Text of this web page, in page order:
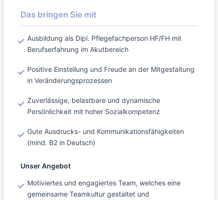
Das bringen Sie mit
Ausbildung als Dipl. Pflegefachperson HF/FH mit
Berufserfahrung im Akutbereich
Positive Einstellung und Freude an der Mitgestaltung
in Veränderungsprozessen
Zuverlässige, belastbare und dynamische
Persönlichkeit mit hoher Sozialkompetenz
Gute Ausdrucks- und Kommunikationsfähigkeiten
(mind. B2 in Deutsch)
Unser Angebot
Motiviertes und engagiertes Team, welches eine
gemeinsame Teamkultur gestaltet und